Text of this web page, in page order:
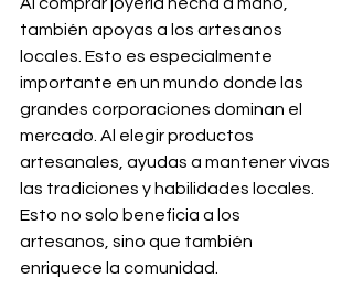
también apoyas a los artesanos
locales. Esto es especialmente
importante en un mundo donde las
grandes corporaciones dominan el
mercado. Al elegir productos
artesanales, ayudas a mantener vivas
las tradiciones y habilidades locales.
Esto no solo beneficia a los
artesanos, sino que también
enriquece la comunidad.